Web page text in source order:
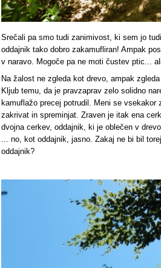
Srečali pa smo tudi zanimivost, ki sem jo
oddajnik tako dobro zakamufliran! Ampak
v naravo. Mogoče pa ne moti čustev ptic...
Na žalost ne zgleda kot drevo, ampak
Kljub temu, da je pravzaprav zelo solidno
kamuflažo precej potrudil. Meni se vsekakor
zakrivat in spreminjat. Zraven je itak ena
dvojna cerkev, oddajnik, ki je oblečen v
... no, kot oddajnik, jasno. Zakaj ne bi bil
oddajnik?